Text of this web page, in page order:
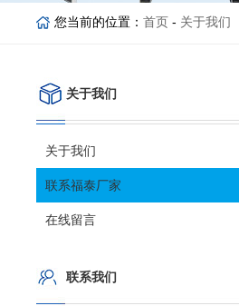
您当前的位置： 首页 - 关于我们
关于我们
关于我们
联系福泰厂家
在线留言
联系我们